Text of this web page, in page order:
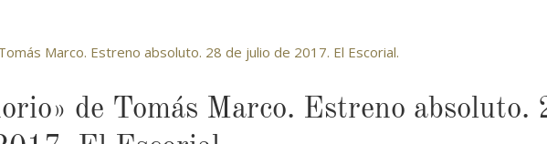
de Tomás Marco. Estreno absoluto.